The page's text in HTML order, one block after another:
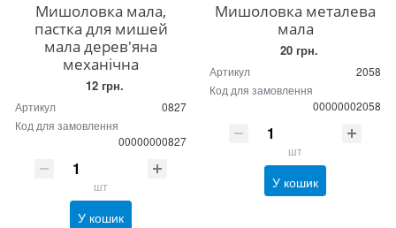
Мишоловка мала,
пастка для мишей
мала дерев'яна
механічна
12 грн.
Артикул
0827
Код для замовлення
00000000827
шт
У кошик
Мишоловка металева
мала
20 грн.
Артикул
2058
Код для замовлення
00000002058
шт
У кошик